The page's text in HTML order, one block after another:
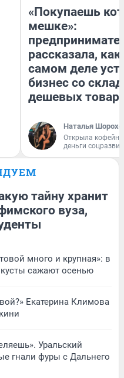
«Покупаешь
мешке»:
рассказала, как
самом деле
бизнес со
дешевых
Наталья
Открыла
деньги
тайну хранит
вуза,
много и крупная»: в
кусты сажают осенью
Екатерина Климова
Уральский
гнали фуры с Дальнего